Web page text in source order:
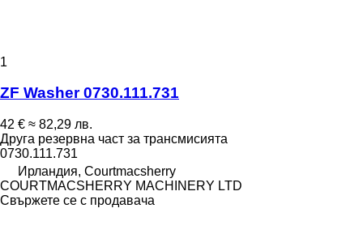
1
ZF Washer 0730.111.731
42 € ≈ 82,29 лв.
Друга резервна част за трансмисията
0730.111.731
Ирландия, Courtmacsherry
COURTMACSHERRY MACHINERY LTD
Свържете се с продавача